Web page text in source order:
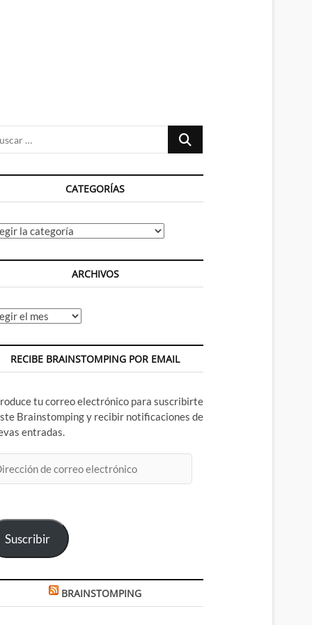
Buscar
CATEGORÍAS
ARCHIVOS
RECIBE BRAINSTOMPING POR EMAIL
tu correo electrónico para suscribirte
Brainstomping y recibir notificaciones de
entradas.
Suscribir
BRAINSTOMPING